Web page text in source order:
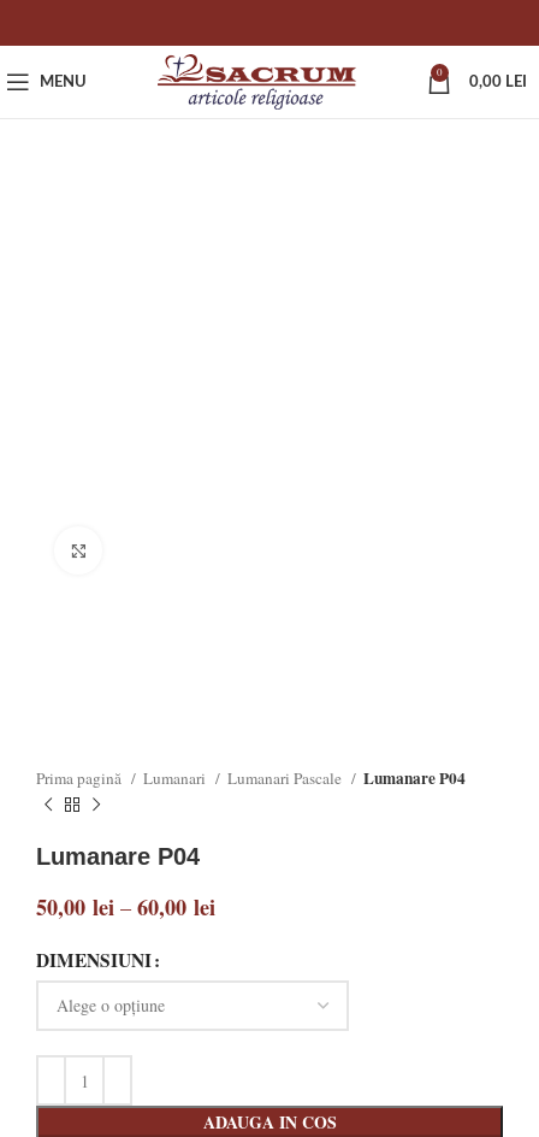
MENU
0
0,00 LEI
Prima pagină Lumanari Lumanari Pascale Lumanare P04
Lumanare P04
50,00 lei – 60,00 lei
DIMENSIUNI
ADAUGA IN COS